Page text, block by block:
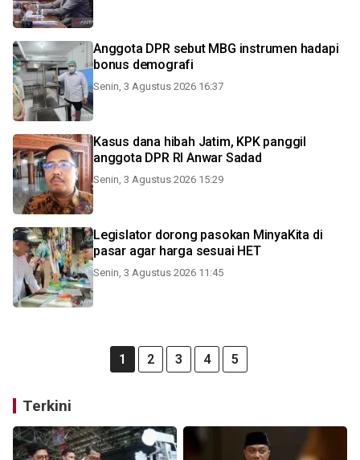
Anggota DPR sebut MBG instrumen hadapi
bonus demografi
Senin, 3 Agustus 2026 16:37
Kasus dana hibah Jatim, KPK panggil
anggota DPR RI Anwar Sadad
Senin, 3 Agustus 2026 15:29
Legislator dorong pasokan MinyaKita di
pasar agar harga sesuai HET
Senin, 3 Agustus 2026 11:45
1 2 3 4 5
Terkini